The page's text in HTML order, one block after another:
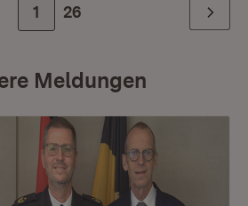
Zur Seite
1 Zur letzten Seite
26 Weiter
Meldungen